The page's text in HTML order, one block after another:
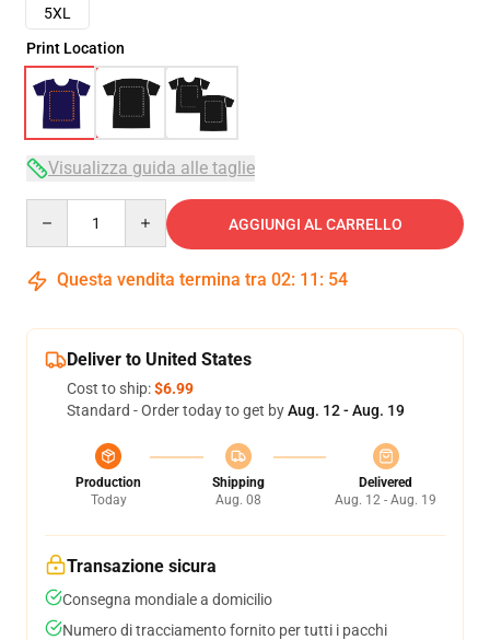
5XL
Print Location
Visualizza guida alle taglie
AGGIUNGI AL CARRELLO
Questa vendita termina tra 02: 11 : 54
Deliver to United States
Cost to ship:$6.99
Standard - Order today to get byAug. 12 - Aug. 19
Production
Today
Shipping
Aug. 08
Delivered
Aug. 12 - Aug. 19
Transazione sicura
Consegna mondiale a domicilio
Numero di tracciamento fornito per tutti i pacchi